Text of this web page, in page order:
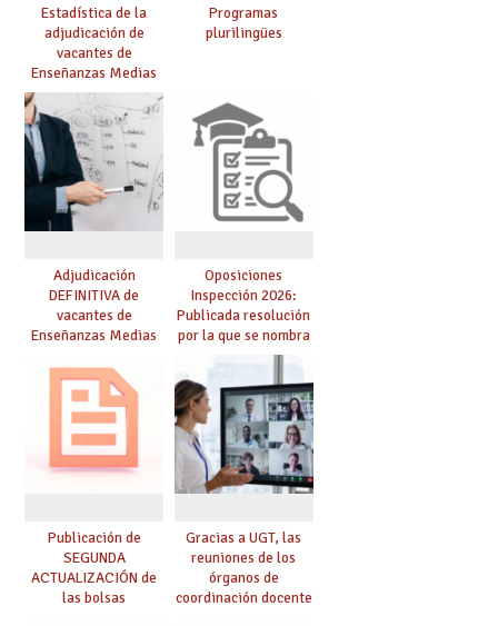
Estadística de la
adjudicación de
vacantes de
Enseñanzas Medias
para el curso 26/27
Programas
plurilingües
Adjudicación
DEFINITIVA de
vacantes de
Enseñanzas Medias
Oposiciones
Inspección 2026:
Publicada resolución
por la que se nombra
funcionarios/as en
prácticas, se regulan
dichas prácticas y se
convoca acto público
de adjudicación
Publicación de
SEGUNDA
ACTUALIZACIÓN de
las bolsas
Gracias a UGT, las
reuniones de los
órganos de
coordinación docente